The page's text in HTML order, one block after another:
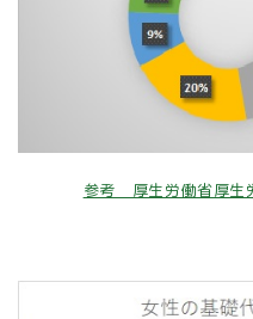
参考 厚生労働省厚生